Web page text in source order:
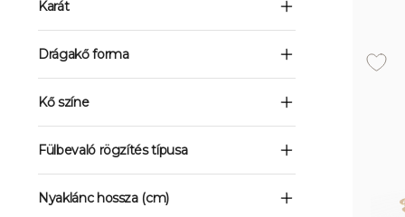
Karát
Drágakő forma
Kő színe
Fülbevaló rögzítés típusa
Nyaklánc hossza (cm)